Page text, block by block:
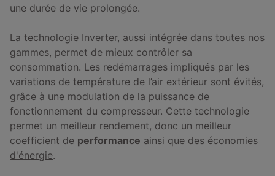
une durée de vie prolongée.
La technologie Inverter, aussi intégrée dans toutes nos
gammes, permet de mieux contrôler sa
consommation. Les redémarrages impliqués par les
variations de température de l’air extérieur sont évités,
grâce à une modulation de la puissance de
fonctionnement du compresseur. Cette technologie
permet un meilleur rendement, donc un meilleur
coefficient de performance ainsi que des économies
d'énergie.